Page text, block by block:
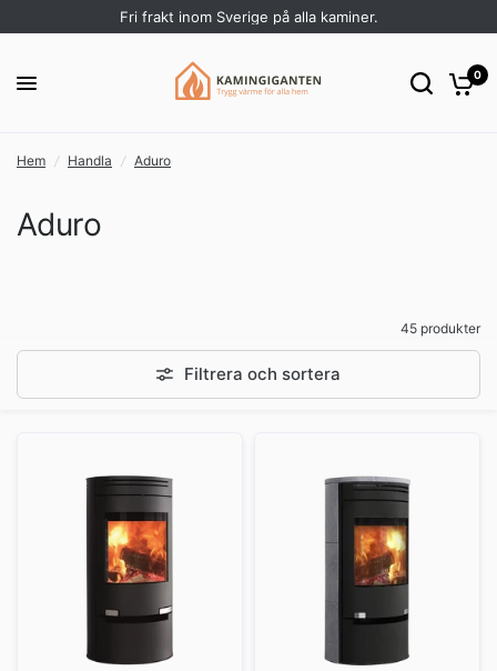
Fri frakt inom Sverige på alla kaminer.
0
Hem / Handla / Aduro
Aduro
45 produkter
Filtrera och sortera